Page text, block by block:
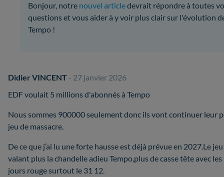
Bonjour, notre nouvel articledevrait répondre à toutes
questions et vous aider à y voir plus clair sur l'évolution
Tempo !
Didier VINCENT - 27 janvier 2026
EDF voulait 5 millions d'abonnés à Tempo
Nous sommes 900000 seulement donc ils vont continuer leur
jeu de massacre.
De ce que j’ai lu une forte hausse est déjà prévue en 2027.Le
valant plus la chandelle adieu Tempo,plus de casse tête avec les
jours rouge surtout le 31 12.